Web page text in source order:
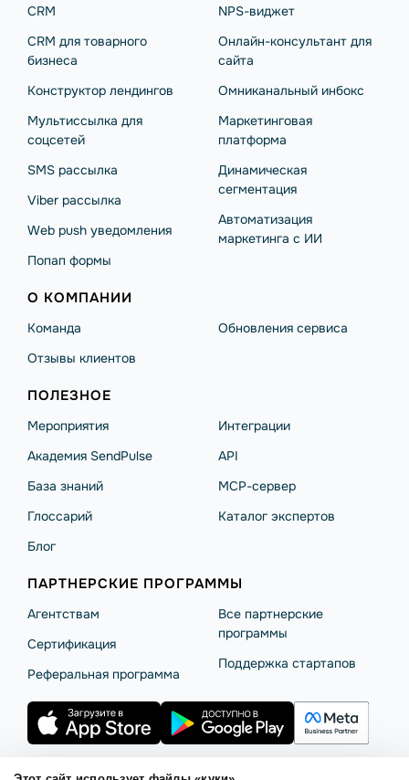
CRM
CRM для товарного
бизнеса
Конструктор лендингов
Мультиссылка для
соцсетей
SMS рассылка
Viber рассылка
Web push уведомления
Попап формы
NPS-виджет
Онлайн-консультант для
сайта
Омниканальный инбокс
Маркетинговая
платформа
Динамическая
сегментация
Автоматизация
маркетинга с ИИ
О КОМПАНИИ
Команда
Отзывы клиентов
Обновления сервиса
ПОЛЕЗНОЕ
Мероприятия
Академия SendPulse
База знаний
Глоссарий
Блог
Интеграции
API
MCP-сервер
Каталог экспертов
ПАРТНЕРСКИЕ ПРОГРАММЫ
Агентствам
Сертификация
Реферальная программа
Все партнерские
программы
Поддержка стартапов